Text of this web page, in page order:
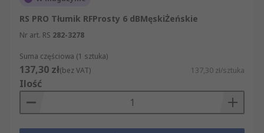
RS PRO Tłumik RFProsty 6 dBMęskiŻeńskie
Nr art. RS 282-3278
Suma częściowa (1 sztuka)
137,30 zł(bez VAT) 137,30 zł/sztuka
Ilość